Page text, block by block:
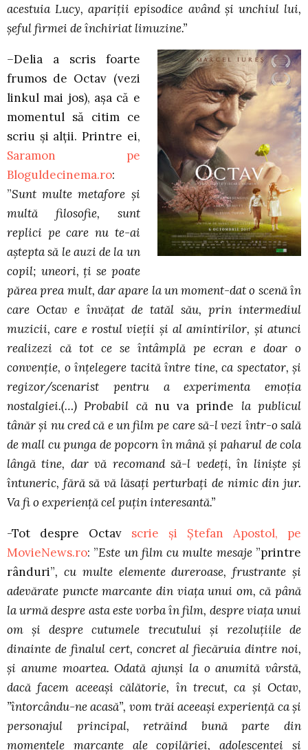
acestuia Lucy, apariții episodice având și unchiul lui,
șeful firmei de închiriat limuzine.”
–Delia a scris foarte
frumos de Octav (vezi
linkul mai jos), așa că e
momentul să citim ce
scriu și alții. Printre ei,
Saramon pe
Bloguldecinema.ro:
”Sunt multe metafore și
multă filosofie, sunt
replici pe care nu te-ai
aștepta să le auzi de la un
copil; uneori, ți se poate
părea prea mult, dar apare la un moment-dat o scenă în
care Octav e învățat de tatăl său, prin intermediul
muzicii, care e rostul vieții și al amintirilor, și atunci
realizezi că tot ce se întâmplă pe ecran e doar o
convenție, o înțelegere tacită între tine, ca spectator, și
regizor/scenarist pentru a experimenta emoția
nostalgiei.(…) Probabil că nu va prinde la publicul
tânăr și nu cred că e un film pe care să-l vezi într-o sală
de mall cu punga de popcorn în mână și paharul de cola
lângă tine, dar vă recomand să-l vedeți, în liniște și
întuneric, fără să vă lăsați perturbați de nimic din jur.
Va fi o experiență cel puțin interesantă.”
-Tot despre Octav scrie și Ștefan Apostol, pe
MovieNews.ro: ”Este un film cu multe mesaje ”printre
rânduri”, cu multe elemente dureroase, frustrante și
adevărate puncte marcante din viața unui om, că până
la urmă despre asta este vorba în film, despre viața unui
om și despre cutumele trecutului și rezoluțiile de
dinainte de finalul cert, concret al fiecăruia dintre noi,
și anume moartea. Odată ajunși la o anumită vârstă,
dacă facem aceeași călătorie, în trecut, ca și Octav,
”întorcându-ne acasă”, vom trăi aceeași experiență ca și
personajul principal, retrăind bună parte din
momentele marcante ale copilăriei, adolescenței și